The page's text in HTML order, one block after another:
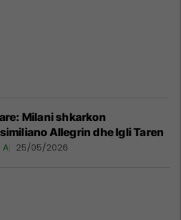
Milani shkarkon
Allegrin dhe Igli Taren
A 25/05/2026